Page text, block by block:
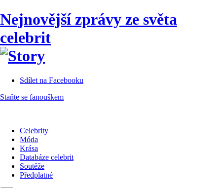
Nejnovější zprávy ze světa
celebrit
Sdílet na Facebooku
Staňte se fanouškem
Celebrity
Móda
Krása
Databáze celebrit
Soutěže
Předplatné